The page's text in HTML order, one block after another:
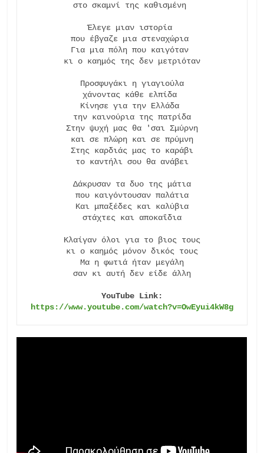
στο σκαμνί της καθισμένη
Έλεγε μιαν ιστορία
που έβγαζε μια στεναχώρια
Για μια πόλη που καιγόταν
κι ο καημός της δεν μετριόταν
Προσφυγάκι η γιαγιούλα
χάνοντας κάθε ελπίδα
Κίνησε για την Ελλάδα
την καινούρια της πατρίδα
Στην ψυχή μας θα 'σαι Σμύρνη
και σε πλώρη και σε πρύμνη
Στης καρδιάς μας το καράβι
το καντήλι σου θα ανάβει
Δάκρυσαν τα δυο της μάτια
που καιγόντουσαν παλάτια
Και μπαξέδες και καλύβια
στάχτες και αποκαΐδια
Κλαίγαν όλοι για το βιος τους
κι ο καημός μόνον δικός τους
Μα η φωτιά ήταν μεγάλη
σαν κι αυτή δεν είδε άλλη
https://www.youtube.com/watch?v=OwEyui4kW8g